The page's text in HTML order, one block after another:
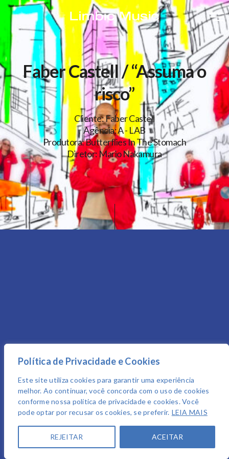
Política de Privacidade e Cookies
Este site utiliza cookies para garantir uma experiência
melhor. Ao continuar, você concorda com o uso de cookies
conforme nossa política de privacidade e cookies. Você
pode optar por recusar os cookies, se preferir. LEIA MAIS
REJEITAR ACEITAR
Faber Castell / “Assuma o
risco”
Cliente: Faber Castell
Agência: A - LAB
Produtora: Butterflies In The Stomach
Diretor: Mario Nakamura